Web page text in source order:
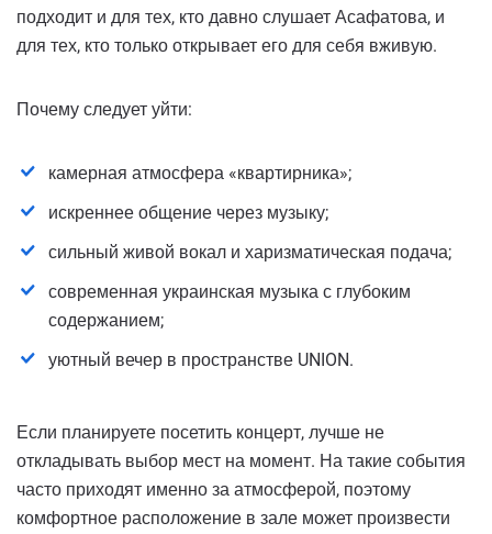
подходит и для тех, кто давно слушает Асафатова, и
для тех, кто только открывает его для себя вживую.
Почему следует уйти:
камерная атмосфера «квартирника»;
искреннее общение через музыку;
сильный живой вокал и харизматическая подача;
современная украинская музыка с глубоким
содержанием;
уютный вечер в пространстве UNION.
Если планируете посетить концерт, лучше не
откладывать выбор мест на момент. На такие события
часто приходят именно за атмосферой, поэтому
комфортное расположение в зале может произвести